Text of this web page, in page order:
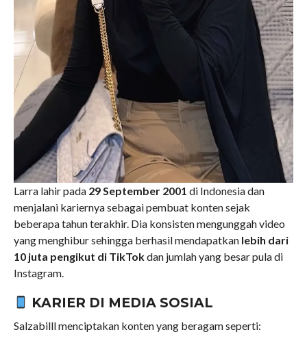
Larra lahir pada 29 September 2001 di Indonesia dan
menjalani kariernya sebagai pembuat konten sejak
beberapa tahun terakhir. Dia konsisten mengunggah video
yang menghibur sehingga berhasil mendapatkan lebih dari
10 juta pengikut di TikTokdan jumlah yang besar pula di
Instagram.
KARIER DI MEDIA SOSIAL
Salzabilll menciptakan konten yang beragam seperti: